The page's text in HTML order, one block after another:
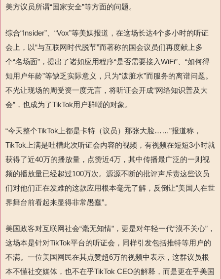
美方议员所谓“国家安全”等方面的问题。
综合“Insider”、“Vox”等美媒报道，在这场长达4个多小时的听证
会上，以“与互联网时代脱节”而著称的国会议员们再度献上多
个“名场面”，提出了诸如应用程序“是否需要接入WiFi”、“如何得
知用户年龄”等缺乏实际意义，只为“泼脏水”而服务的离谱问题。
不光让现场的周受资一度无言，将听证会开成“网络知识普及大
会”，也成为了TikTok用户群嘲的对象。
“今天整个TikTok上都是卡特（议员）那张大脸……”报道称，
TikTok上满是吐槽此次听证会内容的视频，有视频在短短3小时就
获得了近40万的播放量，点赞近4万，其中传播最广泛的一则视
频的播放量已经超过100万次。源源不断的批评声斥责这些议员
们对他们正在发难的这款应用根本毫无了解，反倒让“美国人在世
界舞台前看起来显得非常愚蠢”。
美国政客对互联网社会“毫无知情”，更是对年轻一代“漠不关心”，
这场本是针对TikTok平台的听证会，同样引发包括推特等用户的
不满。一位美国网民在其点赞超6万的视频中表示，这群议员根
本不懂社交媒体，也不在乎TikTok CEO的解释，而是更在乎美国